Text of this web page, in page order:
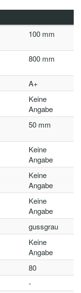
100 mm
800 mm
A+
Keine
Angabe
50 mm
Keine
Angabe
Keine
Angabe
Keine
Angabe
gussgrau
Keine
Angabe
80
-